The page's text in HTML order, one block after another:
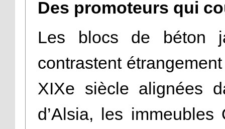
Des promoteurs qui
Les blocs de béton
contrastent
XIXe siècle alignées
d’Alsia, les